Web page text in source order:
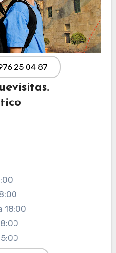
25 04 87
18:00